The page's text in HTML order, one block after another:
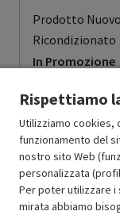
Prodotto Nuovo
Ricondizionato
In Promozione
Risparmio
Rispettiamo
Utilizziamo cookies,
funzionamento del
nostro sito Web
personalizzata
Per poter utilizzare i
mirata abbiamo